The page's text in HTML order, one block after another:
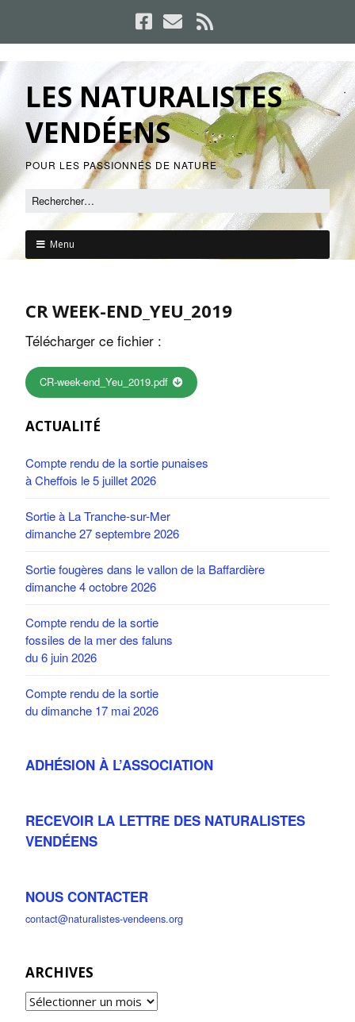
LES NATURALISTES
VENDÉENS
POUR LES PASSIONNÉS DE NATURE
Menu
CR WEEK-END_YEU_2019
Télécharger ce fichier :
CR-week-end_Yeu_2019.pdf
ACTUALITÉ
Compte rendu de la sortie punaises
à Cheffois le 5 juillet 2026
Sortie à La Tranche-sur-Mer
dimanche 27 septembre 2026
Sortie fougères dans le vallon de la Baffardière
dimanche 4 octobre 2026
Compte rendu de la sortie
fossiles de la mer des faluns
du 6 juin 2026
Compte rendu de la sortie
du dimanche 17 mai 2026
ADHÉSION À L’ASSOCIATION
RECEVOIR LA LETTRE DES NATURALISTES
VENDÉENS
NOUS CONTACTER
contact@naturalistes-vendeens.org
ARCHIVES